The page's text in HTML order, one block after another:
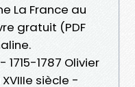
La France au
gratuit (PDF
1715-1787 Olivier
siècle -